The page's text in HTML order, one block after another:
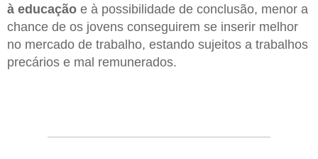
à educação e à possibilidade de conclusão, menor a
chance de os jovens conseguirem se inserir melhor
no mercado de trabalho, estando sujeitos a trabalhos
precários e mal remunerados.